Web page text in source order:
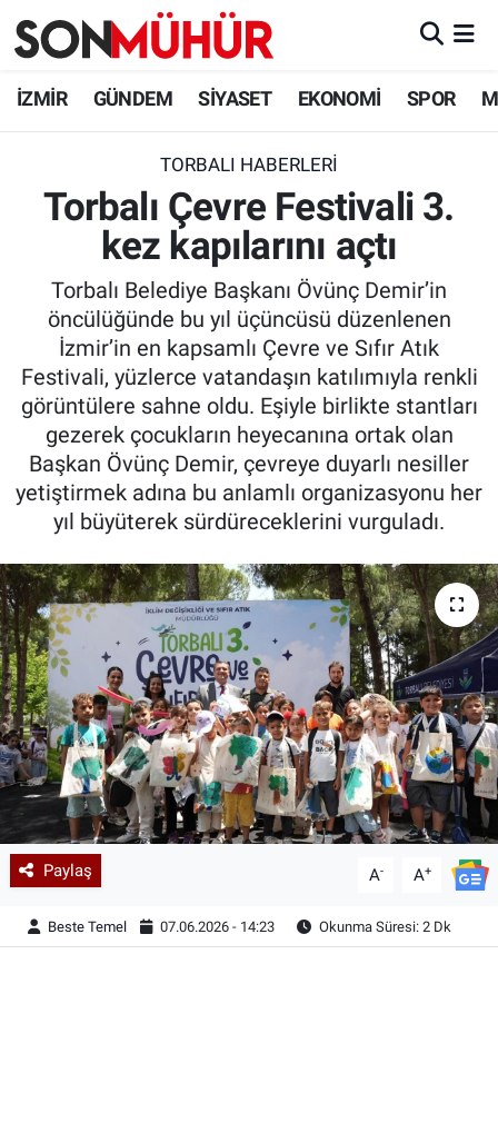
İZMİR GÜNDEM SİYASET EKONOMİ SPOR
TORBALI HABERLERI
Torbalı Çevre Festivali 3.
kez kapılarını açtı
Torbalı Belediye Başkanı Övünç Demir’in
öncülüğünde bu yıl üçüncüsü düzenlenen
İzmir’in en kapsamlı Çevre ve Sıfır Atık
Festivali, yüzlerce vatandaşın katılımıyla renkli
görüntülere sahne oldu. Eşiyle birlikte stantları
gezerek çocukların heyecanına ortak olan
Başkan Övünç Demir, çevreye duyarlı nesiller
yetiştirmek adına bu anlamlı organizasyonu her
yıl büyüterek sürdüreceklerini vurguladı.
Paylaş A- A+
Beste Temel 07.06.2026 - 14:23 Okunma Süresi: 2 Dk
İzmir Nöbetçi Eczaneler
İzmir Namaz Vakitleri
İzmir Trafik Yoğunluk Haritası
Süper Lig Puan Durumu ve Fikstür
Tüm Manşetler
Son Dakika Haberleri
Haber Arşivi